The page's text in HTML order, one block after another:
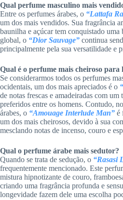
Qual perfume masculino mais
Entre os perfumes árabes, o “Lattafa
um dos mais vendidos. Sua fragrância
baunilha e açúcar tem conquistado uma
global, o “Dior Sauvage” continua
principalmente pela sua versatilidade e
Qual é o perfume mais cheiroso para
Se considerarmos todos os perfumes
ocidentais, um dos mais apreciados é o
de notas frescas e amadeiradas com
preferidos entre os homens. Contudo,
árabes, o “Amouage Interlude Man” é
um dos mais cheirosos, devido à sua
mesclando notas de incenso, couro e
Qual o perfume árabe mais sedutor?
Quando se trata de sedução, o “Rasasi
frequentemente mencionado. Este
mistura hipnotizante de couro,
criando uma fragrância profunda e
longevidade fazem dele uma escolha